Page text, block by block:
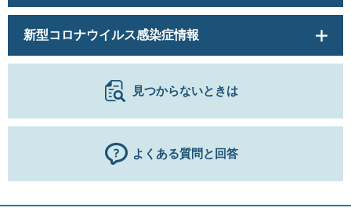
新型コロナウイルス感染症情報
見つからないときは
よくある質問と回答